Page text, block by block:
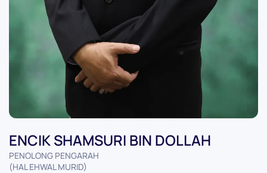
ENCIK SHAMSURI BIN DOLLAH
PENOLONG PENGARAH
(HAL EHWAL MURID)